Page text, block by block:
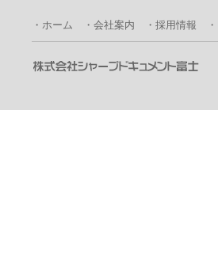
・ホーム ・会社案内 ・採用情報